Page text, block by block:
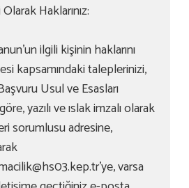
Haklarınız:
ilgili kişinin haklarını
kapsamındaki taleplerinizi,
Usul ve Esasları
yazılı ve ıslak imzalı olarak
sorumlusu adresine,
varsa